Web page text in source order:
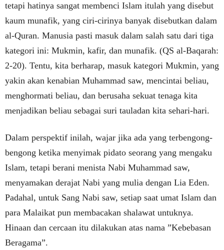
tetapi hatinya sangat membenci Islam itulah yang disebut
kaum munafik, yang ciri-cirinya banyak disebutkan dalam
al-Quran. Manusia pasti masuk dalam salah satu dari tiga
kategori ini: Mukmin, kafir, dan munafik. (QS al-Baqarah:
2-20). Tentu, kita berharap, masuk kategori Mukmin, yang
yakin akan kenabian Muhammad saw, mencintai beliau,
menghormati beliau, dan berusaha sekuat tenaga kita
menjadikan beliau sebagai suri tauladan kita sehari-hari.
Dalam perspektif inilah, wajar jika ada yang terbengong-
bengong ketika menyimak pidato seorang yang mengaku
Islam, tetapi berani menista Nabi Muhammad saw,
menyamakan derajat Nabi yang mulia dengan Lia Eden.
Padahal, untuk Sang Nabi saw, setiap saat umat Islam dan
para Malaikat pun membacakan shalawat untuknya.
Hinaan dan cercaan itu dilakukan atas nama ”Kebebasan
Beragama”.